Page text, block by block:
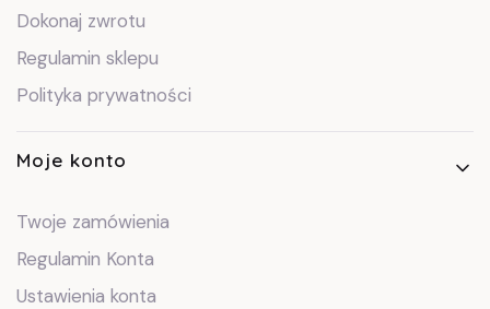
Dokonaj zwrotu
Regulamin sklepu
Polityka prywatności
Moje konto
Twoje zamówienia
Regulamin Konta
Ustawienia konta